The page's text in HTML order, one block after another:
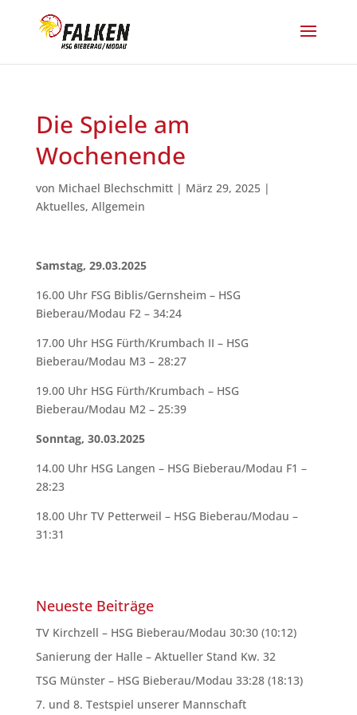
Die Spiele am
Wochenende
von Michael Blechschmitt| März 29, 2025|
Aktuelles, Allgemein
Samstag, 29.03.2025
16.00 Uhr FSG Biblis/Gernsheim – HSG
Bieberau/Modau F2 – 34:24
17.00 Uhr HSG Fürth/Krumbach II – HSG
Bieberau/Modau M3 – 28:27
19.00 Uhr HSG Fürth/Krumbach – HSG
Bieberau/Modau M2 – 25:39
Sonntag, 30.03.2025
14.00 Uhr HSG Langen – HSG Bieberau/Modau F1 –
28:23
18.00 Uhr TV Petterweil – HSG Bieberau/Modau –
31:31
Neueste Beiträge
TV Kirchzell – HSG Bieberau/Modau 30:30 (10:12)
Sanierung der Halle – Aktueller Stand Kw. 32
TSG Münster – HSG Bieberau/Modau 33:28 (18:13)
7. und 8. Testspiel unserer Mannschaft